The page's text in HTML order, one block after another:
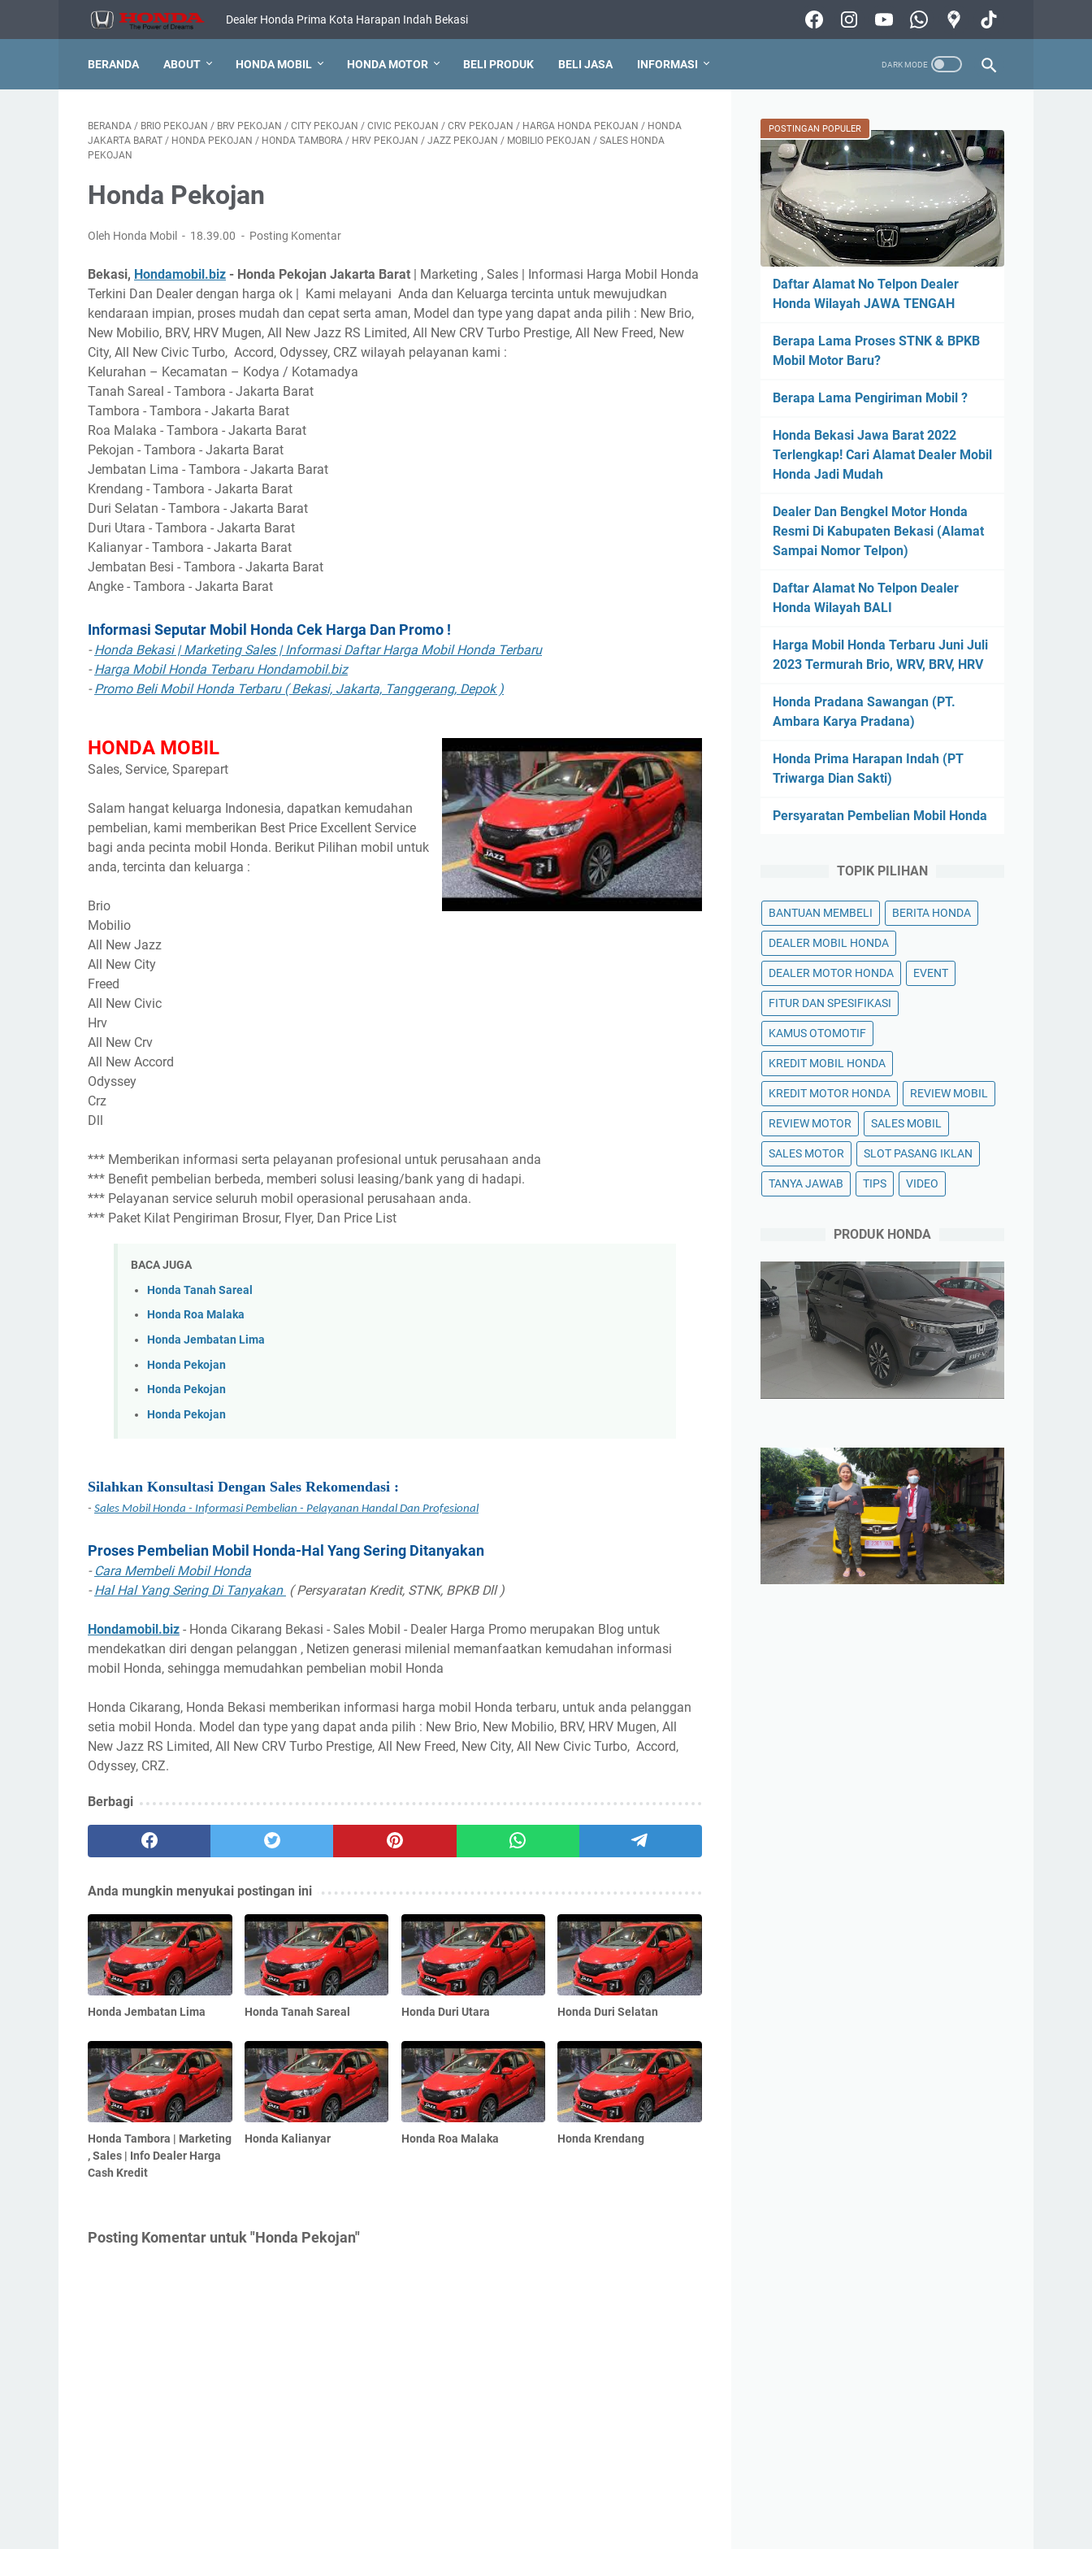
Dealer Honda Prima Kota Harapan Indah Bekasi
BERANDA ABOUT HONDA MOBIL HONDA MOTOR BELI PRODUK BELI JASA INFORMASI
BERANDA / BRIO PEKOJAN / BRV PEKOJAN / CITY PEKOJAN / CIVIC PEKOJAN / CRV PEKOJAN / HARGA HONDA PEKOJAN / HONDA
JAKARTA BARAT / HONDA PEKOJAN / HONDA TAMBORA / HRV PEKOJAN / JAZZ PEKOJAN / MOBILIO PEKOJAN / SALES HONDA
PEKOJAN
Honda Pekojan
Oleh Honda Mobil 18.39.00 Posting Komentar
Bekasi, Hondamobil.biz - Honda Pekojan Jakarta Barat | Marketing , Sales | Informasi Harga Mobil Honda
Terkini Dan Dealer dengan harga ok | Kami melayani Anda dan Keluarga tercinta untuk mewujudkan
kendaraan impian, proses mudah dan cepat serta aman, Model dan type yang dapat anda pilih : New Brio,
New Mobilio, BRV, HRV Mugen, All New Jazz RS Limited, All New CRV Turbo Prestige, All New Freed, New
City, All New Civic Turbo, Accord, Odyssey, CRZ wilayah pelayanan kami :
Kelurahan – Kecamatan – Kodya / Kotamadya
Tanah Sareal - Tambora - Jakarta Barat
Tambora - Tambora - Jakarta Barat
Roa Malaka - Tambora - Jakarta Barat
Pekojan - Tambora - Jakarta Barat
Jembatan Lima - Tambora - Jakarta Barat
Krendang - Tambora - Jakarta Barat
Duri Selatan - Tambora - Jakarta Barat
Duri Utara - Tambora - Jakarta Barat
Kalianyar - Tambora - Jakarta Barat
Jembatan Besi - Tambora - Jakarta Barat
Angke - Tambora - Jakarta Barat
Informasi Seputar Mobil Honda Cek Harga Dan Promo !
-Honda Bekasi | Marketing Sales | Informasi Daftar Harga Mobil Honda Terbaru
-Harga Mobil Honda Terbaru Hondamobil.biz
-Promo Beli Mobil Honda Terbaru ( Bekasi, Jakarta, Tanggerang, Depok )
HONDA MOBIL
Sales, Service, Sparepart
Salam hangat keluarga Indonesia, dapatkan kemudahan
pembelian, kami memberikan Best Price Excellent Service
bagi anda pecinta mobil Honda. Berikut Pilihan mobil untuk
anda, tercinta dan keluarga :
Brio
Mobilio
All New Jazz
All New City
Freed
All New Civic
Hrv
All New Crv
All New Accord
Odyssey
Crz
Dll
*** Memberikan informasi serta pelayanan profesional untuk perusahaan anda
*** Benefit pembelian berbeda, memberi solusi leasing/bank yang di hadapi.
*** Pelayanan service seluruh mobil operasional perusahaan anda.
*** Paket Kilat Pengiriman Brosur, Flyer, Dan Price List
BACA JUGA
Honda Tanah Sareal
Honda Roa Malaka
Honda Jembatan Lima
Honda Pekojan
Honda Pekojan
Honda Pekojan
Silahkan Konsultasi Dengan Sales Rekomendasi :
- Sales Mobil Honda - Informasi Pembelian - Pelayanan Handal Dan Profesional
Proses Pembelian Mobil Honda-Hal Yang Sering Ditanyakan
- Cara Membeli Mobil Honda
-Hal Hal Yang Sering Di Tanyakan ( Persyaratan Kredit, STNK, BPKB Dll )
Hondamobil.biz - Honda Cikarang Bekasi - Sales Mobil - Dealer Harga Promo merupakan Blog untuk
mendekatkan diri dengan pelanggan , Netizen generasi milenial memanfaatkan kemudahan informasi
mobil Honda, sehingga memudahkan pembelian mobil Honda
Honda Cikarang, Honda Bekasi memberikan informasi harga mobil Honda terbaru, untuk anda pelanggan
setia mobil Honda. Model dan type yang dapat anda pilih : New Brio, New Mobilio, BRV, HRV Mugen, All
New Jazz RS Limited, All New CRV Turbo Prestige, All New Freed, New City, All New Civic Turbo, Accord,
Odyssey, CRZ.
Berbagi
Anda mungkin menyukai postingan ini
Honda Jembatan Lima Honda Tanah Sareal Honda Duri Utara Honda Duri Selatan
Honda Tambora | Marketing
, Sales | Info Dealer Harga
Cash Kredit
Honda Kalianyar Honda Roa Malaka Honda Krendang
Posting Komentar untuk "Honda Pekojan"
POSTINGAN POPULER
Daftar Alamat No Telpon Dealer
Honda Wilayah JAWA TENGAH
Berapa Lama Proses STNK & BPKB
Mobil Motor Baru?
Berapa Lama Pengiriman Mobil ?
Honda Bekasi Jawa Barat 2022
Terlengkap! Cari Alamat Dealer Mobil
Honda Jadi Mudah
Dealer Dan Bengkel Motor Honda
Resmi Di Kabupaten Bekasi (Alamat
Sampai Nomor Telpon)
Daftar Alamat No Telpon Dealer
Honda Wilayah BALI
Harga Mobil Honda Terbaru Juni Juli
2023 Termurah Brio, WRV, BRV, HRV
Honda Pradana Sawangan (PT.
Ambara Karya Pradana)
Honda Prima Harapan Indah (PT
Triwarga Dian Sakti)
Persyaratan Pembelian Mobil Honda
TOPIK PILIHAN
BANTUAN MEMBELI BERITA HONDA
DEALER MOBIL HONDA
DEALER MOTOR HONDA EVENT
FITUR DAN SPESIFIKASI
KAMUS OTOMOTIF
KREDIT MOBIL HONDA
KREDIT MOTOR HONDA REVIEW MOBIL
REVIEW MOTOR SALES MOBIL
SALES MOTOR SLOT PASANG IKLAN
TANYA JAWAB TIPS VIDEO
PRODUK HONDA